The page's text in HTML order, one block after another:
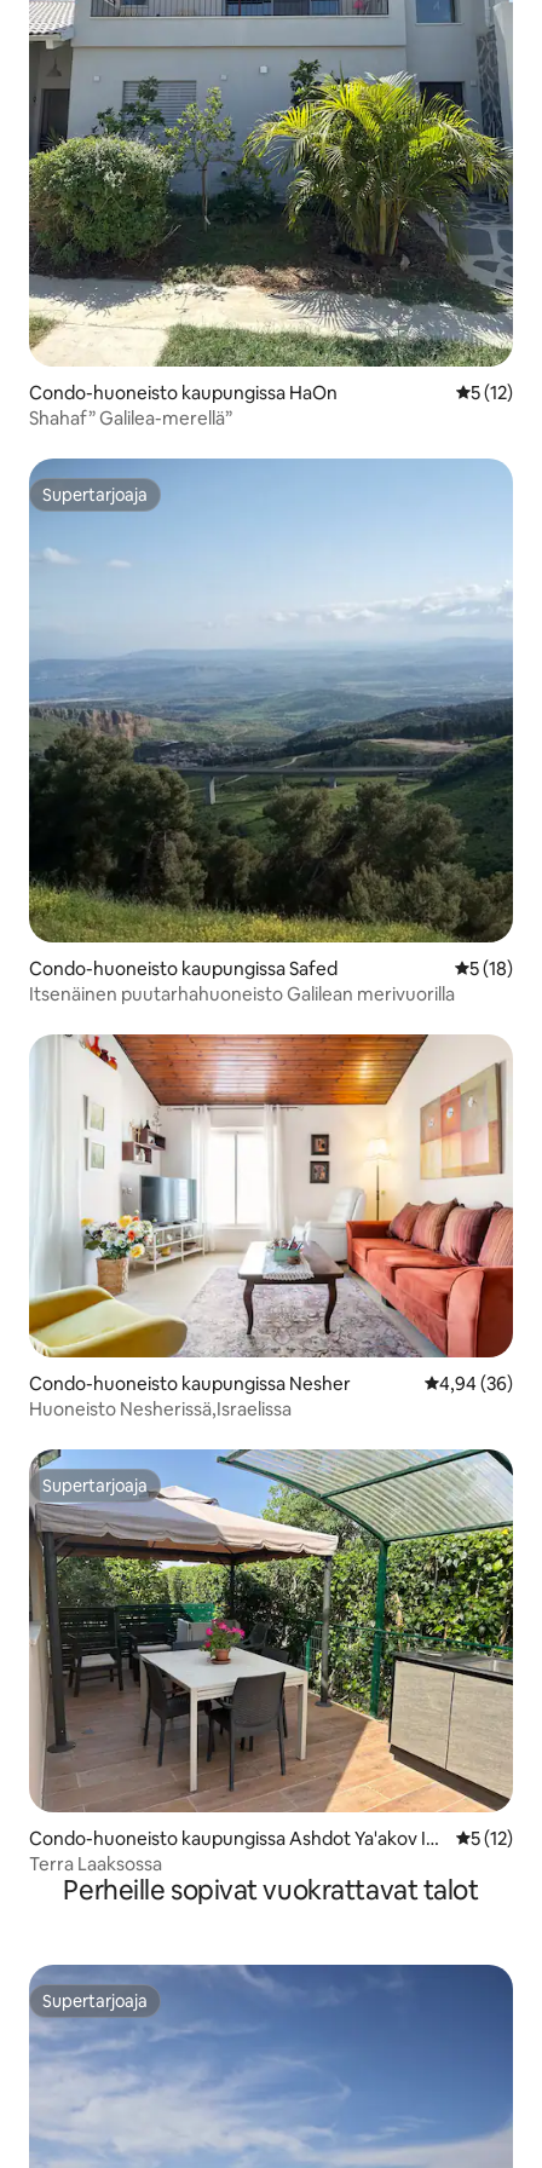
Condo-huoneisto kaupungissa HaOn
5 (12)
Shahaf” Galilea-merellä”
Supertarjoaja
Supertarjoaja
Condo-huoneisto kaupungissa Safed
5 (18)
Itsenäinen puutarhahuoneisto Galilean merivuorilla
Condo-huoneisto kaupungissa Nesher
4,94 (36)
Huoneisto Nesherissä,Israelissa
Supertarjoaja
Supertarjoaja
Condo-huoneisto kaupungissa Ashdot Ya'akov Ih
ud
5 (12)
Terra Laaksossa
Perheille sopivat vuokrattavat talot
Supertarjoaja
Supertarjoaja